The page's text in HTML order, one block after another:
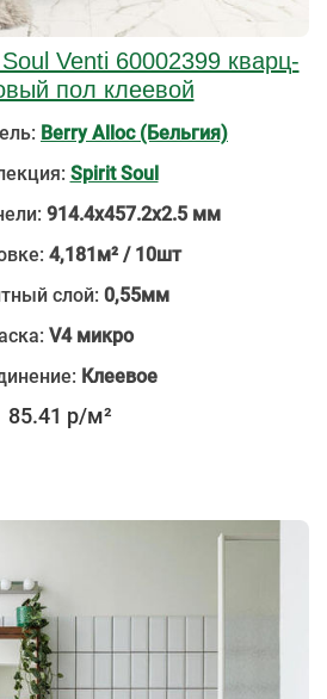
Venti 60002399 кварц-
пол клеевой
Berry Alloc (Бельгия)
Spirit Soul
914.4х457.2х2.5 мм
4,181м² / 10шт
слой: 0,55мм
V4 микро
Клеевое
85.41 р/м²